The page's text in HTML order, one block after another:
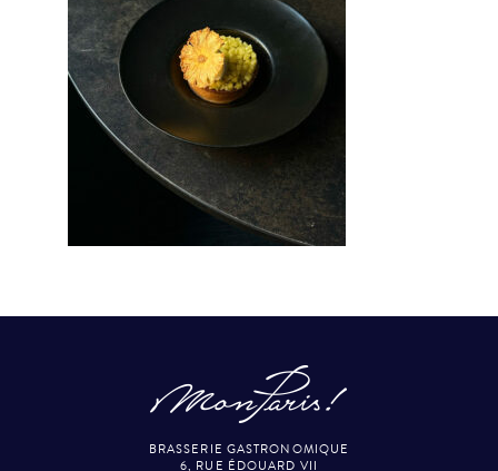
BRASSERIE GASTRONOMIQUE
6, RUE ÉDOUARD VII